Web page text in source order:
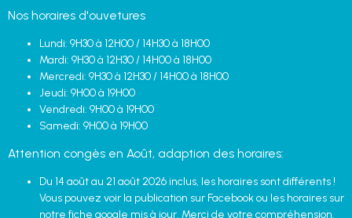
Nos horaires d'ouvetures
Lundi: 9H30 à 12H00 / 14H30 à 18H00
Mardi: 9H30 à 12H30 / 14H00 à 18H00
Mercredi: 9H30 à 12H30 / 14H00 à 18H00
Jeudi: 9H00 à 19H00
Vendredi: 9H00 à 19H00
Samedi: 9H00 à 19H00
Attention congès en Août, adaption des horaires:
Du 14 août au 21 août 2026 inclus, les horaires sont différents !
Vous pouvez voir la publication sur Facebook ou les horaires sur
notre fiche google mis à jour. Merci de votre compréhension.